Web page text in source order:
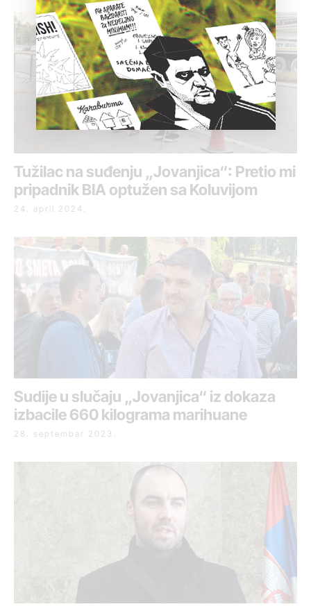
Tužilac na suđenju „Jovanjica“: Pretio mi
pripadnik BIA optužen sa Koluvijom
24. april 2024.
Sudije u slučaju „Jovanjica“ iz dokaza
izbacile 660 kilograma marihuane
28. septembar 2023.